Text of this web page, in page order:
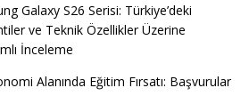
Galaxy S26 Serisi: Türkiye’deki
ve Teknik Özellikler Üzerine
İnceleme
Alanında Eğitim Fırsatı: Başvurular